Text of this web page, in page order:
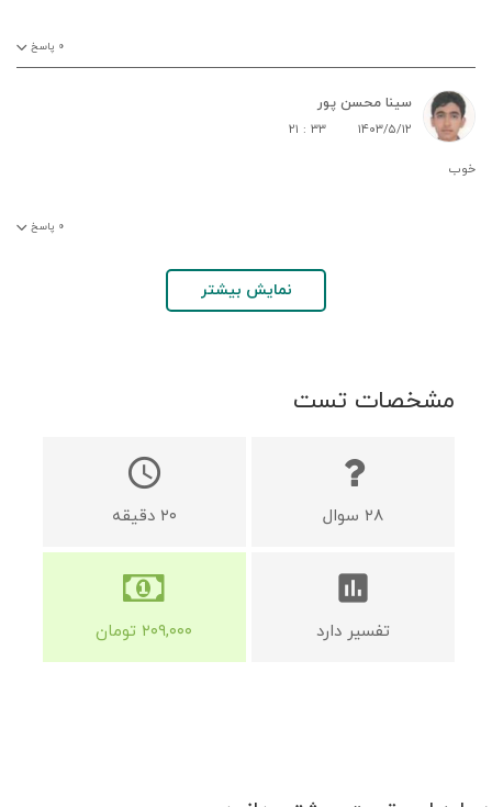
۰ پاسخ
سینا محسن پور
۱۴۰۳/۵/۱۲ ۲۱ : ۳۳
خوب
۰ پاسخ
نمایش بیشتر
مشخصات تست
۲۸ سوال
schedule
۲۰ دقیقه
assessment
تفسیر دارد ۲۰۹,۰۰۰ تومان